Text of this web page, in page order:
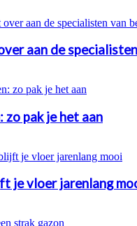
aan de
pak je het aan
je vloer jarenlang